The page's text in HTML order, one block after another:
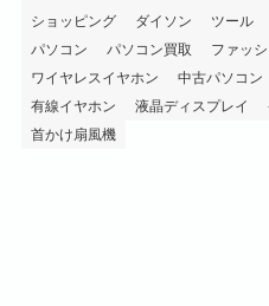
ショッピング
ダイソン ツール
パソコン
パソコン買取 ファッ
ワイヤレスイヤホン
中古パソコン
有線イヤホン
液晶ディスプレイ
首かけ扇風機